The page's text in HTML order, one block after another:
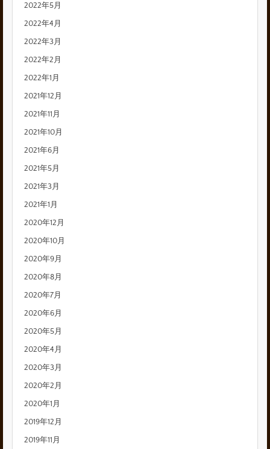
2022年5月
2022年4月
2022年3月
2022年2月
2022年1月
2021年12月
2021年11月
2021年10月
2021年6月
2021年5月
2021年3月
2021年1月
2020年12月
2020年10月
2020年9月
2020年8月
2020年7月
2020年6月
2020年5月
2020年4月
2020年3月
2020年2月
2020年1月
2019年12月
2019年11月